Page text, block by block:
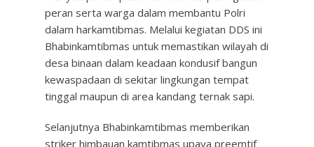
peran serta warga dalam membantu Polri
dalam harkamtibmas. Melalui kegiatan DDS ini
Bhabinkamtibmas untuk memastikan wilayah di
desa binaan dalam keadaan kondusif bangun
kewaspadaan di sekitar lingkungan tempat
tinggal maupun di area kandang ternak sapi.
Selanjutnya Bhabinkamtibmas memberikan
striker himbauan kamtibmas upaya preemtif